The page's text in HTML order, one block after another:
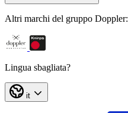
Altri marchi del gruppo Doppler:
Lingua sbagliata?
it